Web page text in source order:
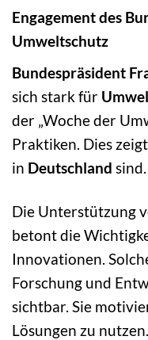
Engagement des
Umweltschutz
Bundespräsident
sich stark für
der „Woche der
Praktiken. Dies
in Deutschland sind.
Die Unterstützung
betont die
Innovationen.
Forschung und
sichtbar. Sie
Lösungen zu